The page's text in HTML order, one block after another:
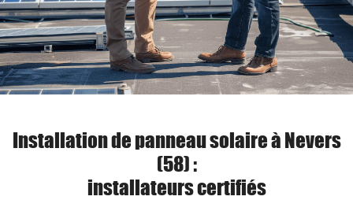
Installation de panneau solaire à Nevers
(58) :
installateurs certifiés